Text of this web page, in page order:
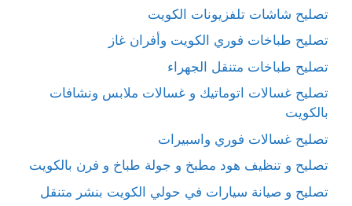
تصليح شاشات تلفزيونات الكويت
تصليح طباخات فوري الكويت وأفران غاز
تصليح طباخات متنقل الجهراء
تصليح غسالات اتوماتيك و غسالات ملابس ونشافات
بالكويت
تصليح غسالات فوري واسبيرات
تصليح و تنظيف هود مطبخ و جولة طباخ و فرن بالكويت
تصليح و صيانة سيارات في حولي الكويت بنشر متنقل